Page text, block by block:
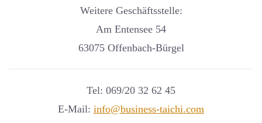
Weitere Geschäftsstelle:
Am Entensee 54
63075 Offenbach-Bürgel
Tel: 069/20 32 62 45
E-Mail: info@business-taichi.com